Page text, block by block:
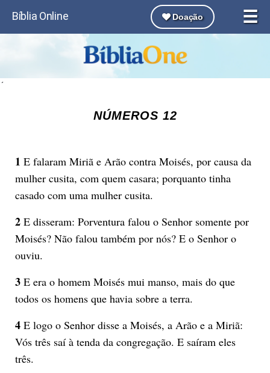
☰
Bíblia Online Doação
´
NÚMEROS 12
1 E falaram Miriã e Arão contra Moisés, por causa da
mulher cusita, com quem casara; porquanto tinha
casado com uma mulher cusita.
2E disseram: Porventura falou o Senhor somente por
Moisés? Não falou também por nós? E o Senhor o
ouviu.
3E era o homem Moisés mui manso, mais do que
todos os homens que havia sobre a terra.
4E logo o Senhor disse a Moisés, a Arão e a Miriã:
Vós três saí à tenda da congregação. E saíram eles
três.